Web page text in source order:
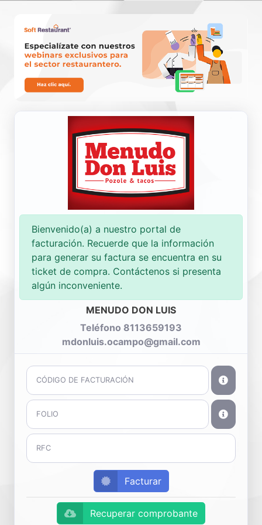
Bienvenido(a) a nuestro portal de
facturación. Recuerde que la información
para generar su factura se encuentra en su
ticket de compra. Contáctenos si presenta
algún inconveniente.
MENUDO DON LUIS
Teléfono 8113659193
mdonluis.ocampo@gmail.com
Facturar
Recuperar comprobante
Consultar
Nueva Factura